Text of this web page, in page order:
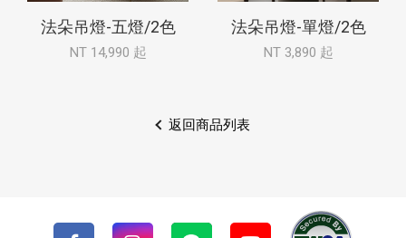
法朵吊燈-五燈/2色
NT 14,990 起
法朵吊燈-單燈/2色
NT 3,890 起
返回商品列表